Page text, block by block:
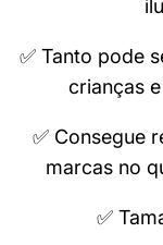
✅ Tanto pode
crianças
✅ Consegue
marcas no
✅